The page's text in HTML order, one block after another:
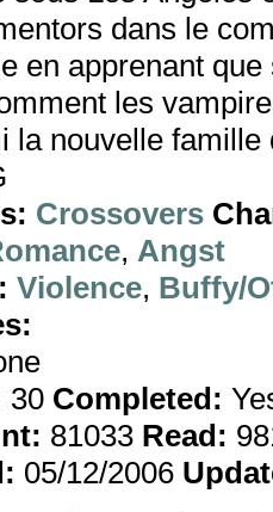
dans le
en apprenant
les
la nouvelle famille
Crossovers
, Angst
Violence, Buffy/
30 Completed:
81033 Read:
05/12/2006